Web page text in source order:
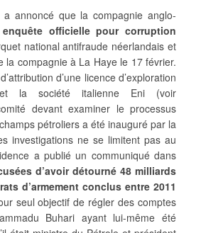
a annoncé que la compagnie anglo-
officielle pour corruption
national antifraude néerlandais et
compagnie à La Haye le 17 février.
d’une licence d’exploration
la société italienne Eni (voir
devant examiner le processus
pétroliers a été inauguré par la
investigations ne se limitent pas au
a publié un communiqué dans
d’avoir détourné 48 milliards
d’armement conclus entre 2011
seul objectif de régler des comptes
Buhari ayant lui-même été